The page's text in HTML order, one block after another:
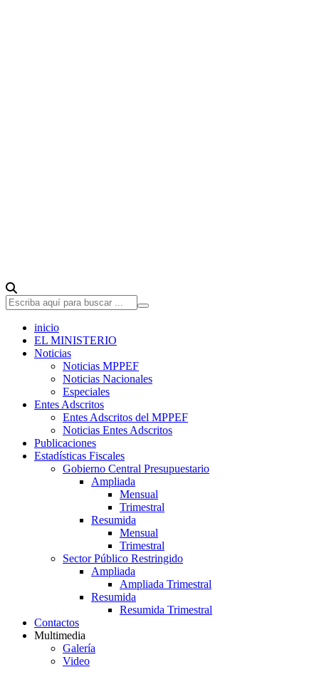
inicio
EL MINISTERIO
Noticias
Noticias MPPEF
Noticias Nacionales
Especiales
Entes Adscritos
Entes Adscritos del MPPEF
Noticias Entes Adscritos
Publicaciones
Estadísticas Fiscales
Gobierno Central Presupuestario
Ampliada
Mensual
Trimestral
Resumida
Mensual
Trimestral
Sector Público Restringido
Ampliada
Ampliada Trimestral
Resumida
Resumida Trimestral
Contactos
Multimedia
Galería
Video